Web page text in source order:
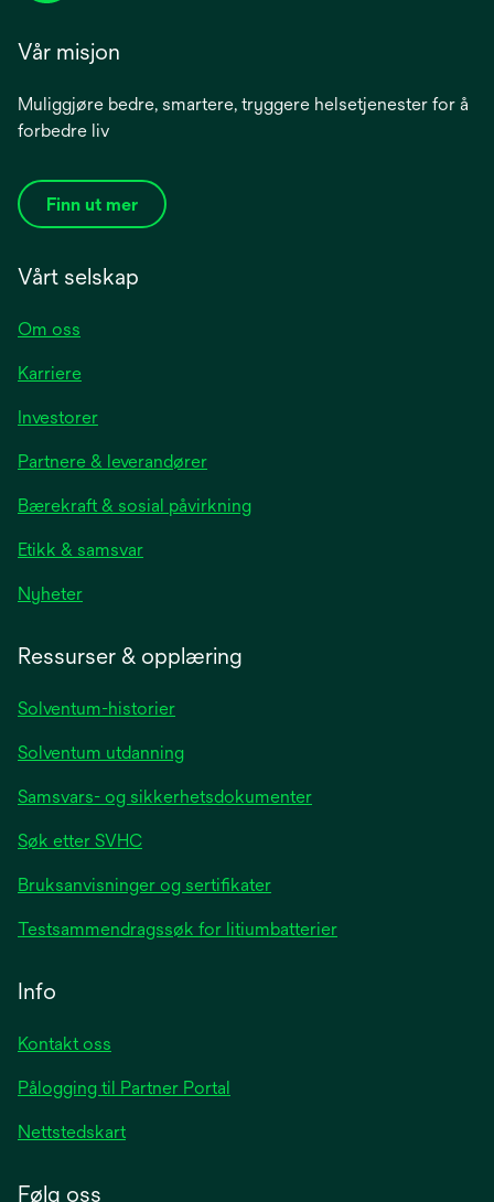
Vår misjon
Muliggjøre bedre, smartere, tryggere helsetjenester for å
forbedre liv
Finn ut mer
Vårt selskap
Om oss
Karriere
Investoreropens
a
new
Partnere & leverandører
Bærekraft & sosial påvirkning
Etikk & samsvar
Nyheteropens
Ressurser & opplæring
Solventum-historier
Solventum utdanning
Samsvars- og sikkerhetsdokumenter
Søk etter SVHC
Bruksanvisninger og sertifikater
Testsammendragssøk for litiumbatterier
Info
Kontakt oss
Pålogging til Partner Portal
Nettstedskart
Følg oss